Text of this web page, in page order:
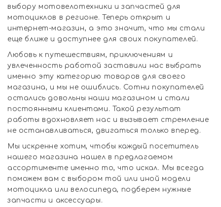
выбору мотовелотехники и запчастей для
мотоциклов в регионе. Теперь открыт и
интернет-магазин, а это значит, что мы стали
еще ближе и доступнее для своих покупателей.
Любовь к путешествиям, приключениям и
увлеченность работой заставили нас выбрать
именно эту категорию товаров для своего
магазина, и мы не ошиблись. Сотни покупателей
остались довольны наши магазином и стали
постоянными клиентами. Такой результат
работы вдохновляет нас и вызывает стремление
не останавливаться, двигаться только вперед.
Мы искренне хотим, чтобы каждый посетитель
нашего магазина нашел в предлагаемом
ассортименте именно то, что искал. Мы всегда
поможем вам с выбором той или иной модели
мотоцикла или велосипеда, подберем нужные
запчасти и аксессуары.